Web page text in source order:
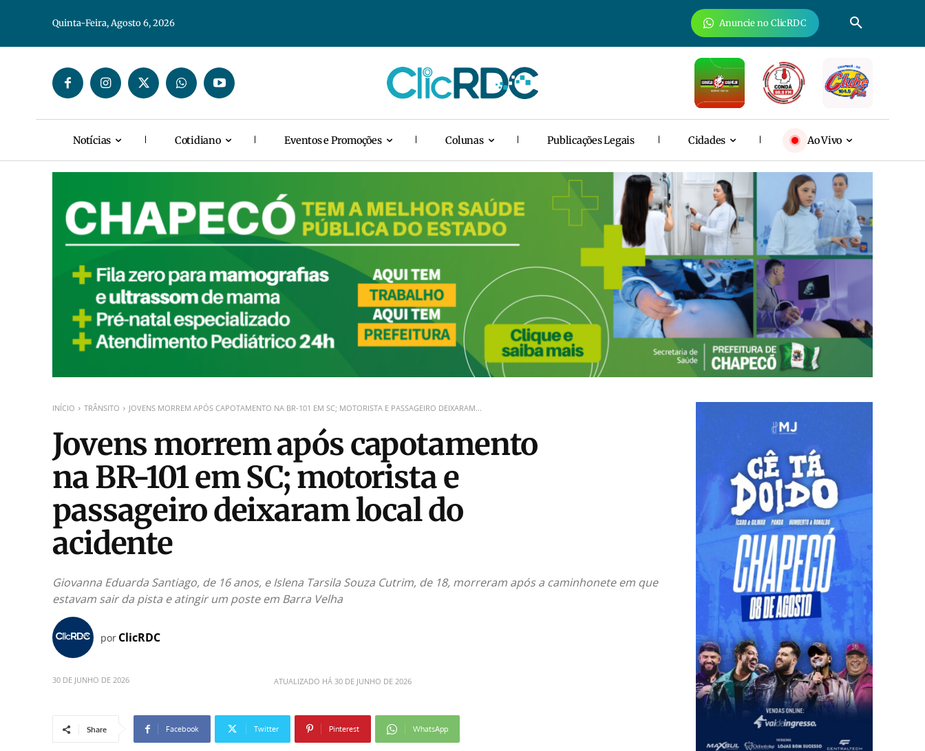
Quinta-Feira, Agosto 6, 2026 Anuncie no ClicRDC
Notícias Cotidiano Eventos e Promoções Colunas Publicações Legais Cidades Ao Vivo
INÍCIO TRÂNSITO JOVENS MORREM APÓS CAPOTAMENTO NA BR-101 EM SC; MOTORISTA E PASSAGEIRO DEIXARAM...
Jovens morrem após capotamento
na BR-101 em SC; motorista e
passageiro deixaram local do
acidente
Giovanna Eduarda Santiago, de 16 anos, e Islena Tarsila Souza Cutrim, de 18, morreram após a caminhonete em que
estavam sair da pista e atingir um poste em Barra Velha
por ClicRDC
30 DE JUNHO DE 2026 ATUALIZADO HÁ 30 DE JUNHO DE 2026
Share Facebook Twitter Pinterest WhatsApp